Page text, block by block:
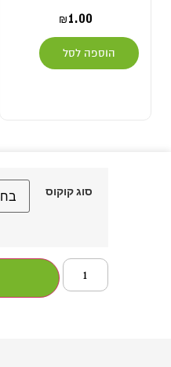
הוספה לסל
סוג קוקוס